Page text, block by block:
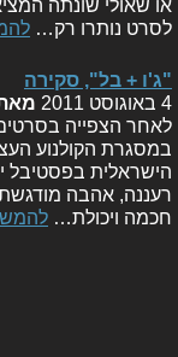
או שאולי שונתה
לסרט נותרו רק…
"ג'ו + בל", סקירה
4 באוגוסט 2011
במסגרת הקולנוע
הישראלית בפסטיבל
רעננה, אהבה מודגשת
חכמה ויכולת…